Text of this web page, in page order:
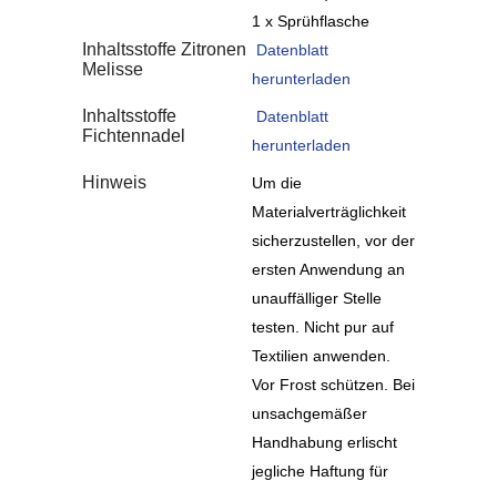
1 x Sprühflasche
Inhaltsstoffe Zitronen
Melisse
Datenblatt
herunterladen
Inhaltsstoffe
Fichtennadel
Datenblatt
herunterladen
Hinweis
Um die
Materialverträglichkeit
sicherzustellen, vor der
ersten Anwendung an
unauffälliger Stelle
testen. Nicht pur auf
Textilien anwenden.
Vor Frost schützen. Bei
unsachgemäßer
Handhabung erlischt
jegliche Haftung für